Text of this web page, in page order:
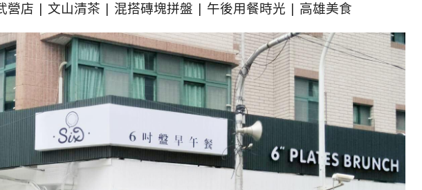
營店 | 文山清茶 | 混搭磚塊拼盤 | 午後用餐時光 | 高雄美食